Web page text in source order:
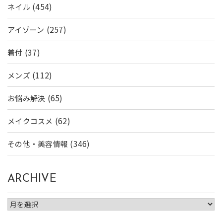
ネイル (454)
アイゾーン (257)
着付 (37)
メンズ (112)
お悩み解決 (65)
メイクコスメ (62)
その他・美容情報 (346)
ARCHIVE